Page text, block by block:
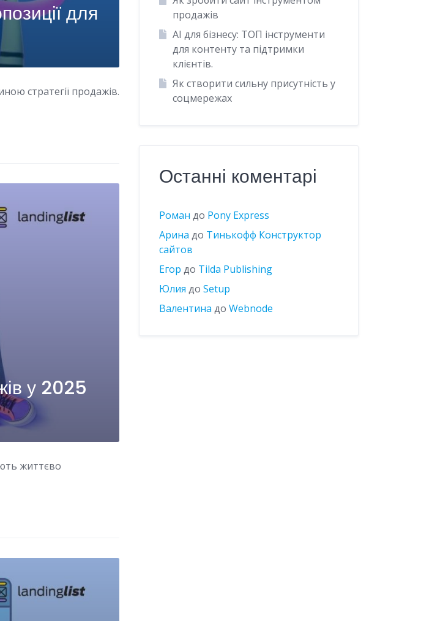
для
стратегії продажів.
у 2025
життєво
продажів
AI для бізнесу: ТОП інструменти
для контенту та підтримки
клієнтів.
Як створити сильну присутність у
соцмережах
Останні коментарі
Роман до Pony Express
Арина до Тинькофф Конструктор
сайтов
Егор до Tilda Publishing
Юлия доSetup
Валентина доWebnode